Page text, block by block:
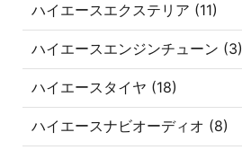
ハイエースエクステリア (11)
ハイエースエンジンチューン (3)
ハイエースタイヤ (18)
ハイエースナビオーディオ (8)